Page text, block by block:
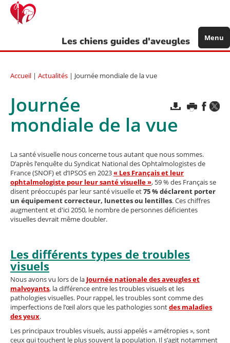
Aller
contenu
Les chiens guides d'aveugles Menu
Accueil | Actualités | Journée mondiale de la vue
Journée
mondiale de la vue
La santé visuelle nous concerne tous autant que nous sommes.
D’après l’enquête du Syndicat National des Ophtalmologistes de
France (SNOF) et d’IPSOS en 2023« Les Français et leur
ophtalmologiste pour leur santé visuelle », 59 % des Français se
disent préoccupés par leur santé visuelle et75 % déclarent porter
un équipement correcteur, lunettes ou lentilles. Ces chiffres
augmentent et d'ici 2050, le nombre de personnes déficientes
visuelles devrait même doubler.
Les différents types de troubles
visuels
Nous avons vu lors de la Journée nationale des aveugles et
malvoyants, la différence entre les troubles visuels et les
pathologies visuelles. Pour rappel, les troubles sont comme des
imperfections de l’œil alors que les pathologies sontdes maladies
des yeux.
Les principaux troubles visuels, aussi appelés « amétropies », sont
ceux qui touchent le plus souvent la population. Il s’agit notamment